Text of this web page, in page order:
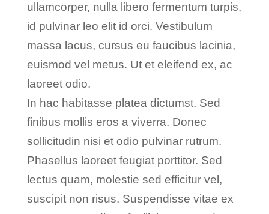
ullamcorper, nulla libero fermentum turpis,
id pulvinar leo elit id orci. Vestibulum
massa lacus, cursus eu faucibus lacinia,
euismod vel metus. Ut et eleifend ex, ac
laoreet odio.
In hac habitasse platea dictumst. Sed
finibus mollis eros a viverra. Donec
sollicitudin nisi et odio pulvinar rutrum.
Phasellus laoreet feugiat porttitor. Sed
lectus quam, molestie sed efficitur vel,
suscipit non risus. Suspendisse vitae ex